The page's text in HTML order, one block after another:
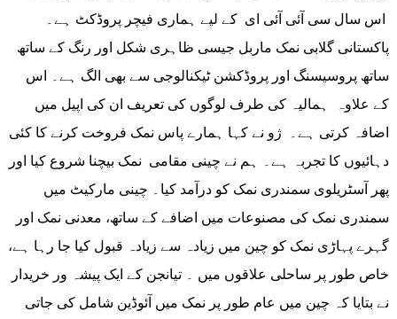
اس سال سی آئی آئی ای کے لیے ہماری فیچر پروڈکٹ ہے۔
پاکستانی گلابی نمک ماربل جیسی ظاہری شکل اور رنگ کے ساتھ
ساتھ پروسیسنگ اور پروڈکشن ٹیکنالوجی سے بھی الگ ہے۔ اس
کے علاوہ ہمالیہ کی طرف لوگوں کی تعریف ان کی اپیل میں
اضافہ کرتی ہے۔ ژو نے کہا ہمارے پاس نمک فروخت کرنے کا کئی
دہائیوں کا تجربہ ہے۔ ہم نے چینی مقامی نمک بیچنا شروع کیا اور
پھر آسٹریلوی سمندری نمک کو درآمد کیا۔ چینی مارکیٹ میں
سمندری نمک کی مصنوعات میں اضافے کے ساتھ، معدنی نمک اور
گہرے پہاڑی نمک کو چین میں زیادہ سے زیادہ قبول کیا جا رہا ہے،
خاص طور پر ساحلی علاقوں میں ۔ تیانجن کے ایک پیشہ ور خریدار
نے بتایا کہ چین میں عام طور پر نمک میں آئوڈین شامل کی جاتی